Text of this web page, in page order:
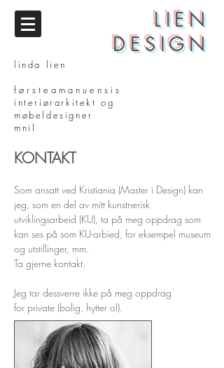
LIEN
DESIGN
linda lien
f ø r s t e a m a n u e n s i s
interiørarkitekt og
møbeldesigner
mnil
KONTAKT
Som ansatt ved Kristiania (Master i Design) kan
jeg, som en del av mitt kunstnerisk
utviklingsarbeid (KU), ta på meg oppdrag som
kan ses på som KU-arbied, for eksempel museum
og utstillinger, mm.
Ta gjerne kontakt.
Jeg tar dessverre ikke på meg oppdrag
for private (bolig, hytter ol).